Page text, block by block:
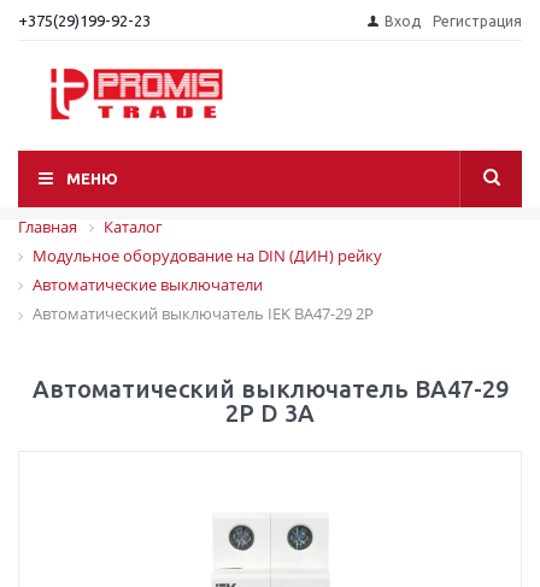
+375(29)199-92-23 Вход Регистрация
МЕНЮ
Главная
Каталог
Модульное оборудование на DIN (ДИН) рейку
Автоматические выключатели
Автоматический выключатель IEK ВА47-29 2P
Автоматический выключатель ВА47-29
2P D 3А